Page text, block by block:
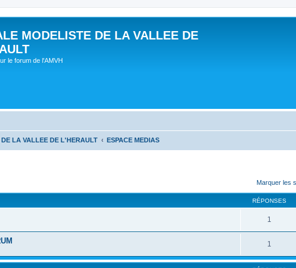
MODELISTE DE LA VALLEE DE
le forum de l'AMVH
LA VALLEE DE L'HERAULT ESPACE MEDIAS
Marquer les
RÉPONSES
1
1